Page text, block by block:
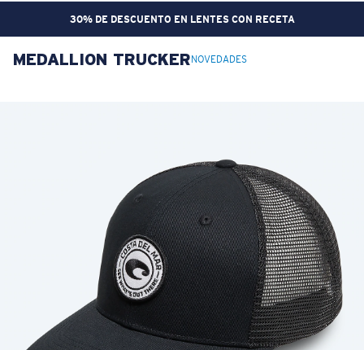
30% DE DESCUENTO EN LENTES CON RECETA
OBJETIVO ACTUALIZADO¡AGREGADO AL CARRITO!
Precio:
Sin cargo
Cantidad:
MEDALLION TRUCKER NOVEDADES